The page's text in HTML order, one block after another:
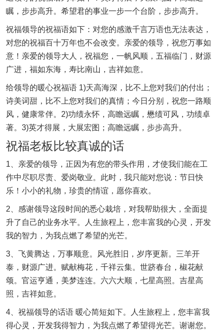
瞩，步步高升。希望君的事业一步一个台阶，步步高升。
祝福领导的祝福语如下：对您的感激千言万语也无法表达，
对您的祝福百十万年也不会改变。亲爱的领导，祝您万事如
意！亲爱的领导大人，祝福您，一帆风顺，五福临门，财源
广进，福如东海，寿比南山，吉祥如意。
给领导的暖心祝福语 1)天高海深，比不上您对我们的付出；
诗美词甜，比不上您对我们的真情；今日分别，祝您一路顺
风，健康常伴。2)功绩永怀，高瞻远瞩，懋绩可风，功绩卓
著。3)英才得展，大展宏图；高瞻远瞩，步步高升。
祝福老板比较真诚的话
1、亲爱的领导，正因为有您的带头作用，才使我们能在工
作中尽职尽责、爱岗敬业。此时，我只能对您说：节日快
乐！小小的礼物，珍贵的情谊，愿你喜欢。
2、感谢领导这段时间的悉心栽培，对我帮助很大，全面提
升了自己的业务水平。人生旅程上，您丰富我的心灵，开发
我的智力，为我点燃了希望的光芒。
3、飞黄腾达，万事顺意。风光胜旧，岁序更新。三羊开
泰，财源广进。赋献梅花，千祥云集。世跻春台，椒花献
颂。官运亨通，美梦连连。六六大顺，七星高照。吉星高
照，吉祥如意。
4、祝福领导的话语 暖心简短如下。人生旅程上，您丰富我
得心灵，开发我得智力，为我点燃了希望得光芒。谢谢您。